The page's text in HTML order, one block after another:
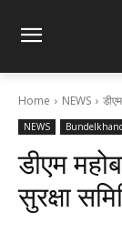
Home NEWS
NEWS
डीएम
सुरक्षा